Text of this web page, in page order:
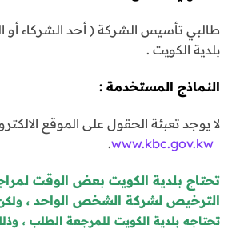
طالبي تأسيس الشركة ( أحد الشركاء أو
بلدية الكويت .
النماذج المستخدمة :
لا يوجد تعبئة الحقول على الموقع
www.kbc.gov.kw
.
تحتاج بلدية الكويت بعض الوقت
الترخيص لشركة الشخص الواحد ،
تحتاجه بلدية الكويت للمرجعة الطلب ،